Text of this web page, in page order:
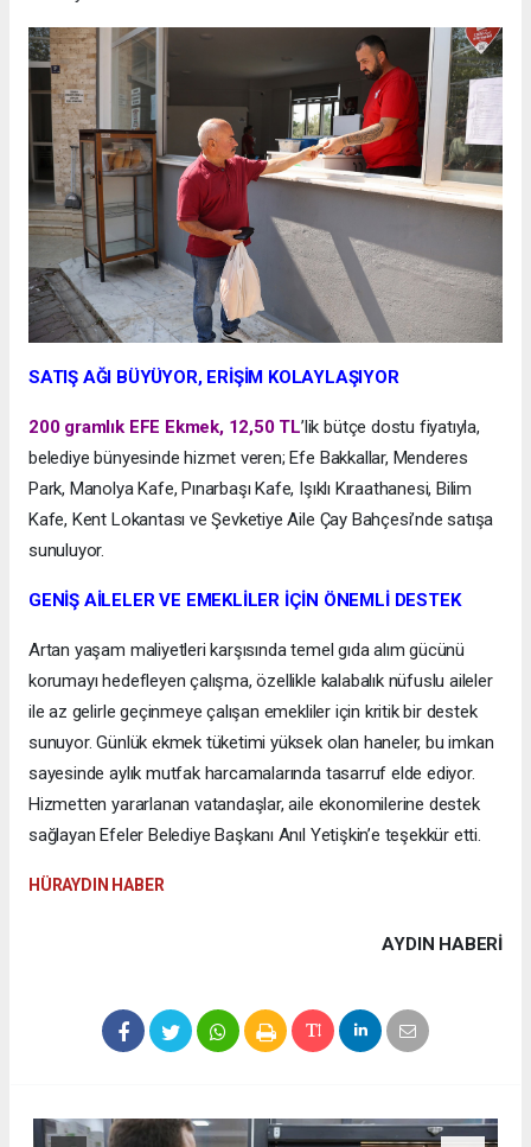
SATIŞ AĞI BÜYÜYOR, ERİŞİM KOLAYLAŞIYOR
200 gramlık EFE Ekmek, 12,50 TL’lik bütçe dostu fiyatıyla,
belediye bünyesinde hizmet veren; Efe Bakkallar, Menderes
Park, Manolya Kafe, Pınarbaşı Kafe, Işıklı Kıraathanesi, Bilim
Kafe, Kent Lokantası ve Şevketiye Aile Çay Bahçesi’nde satışa
sunuluyor.
GENİŞ AİLELER VE EMEKLİLER İÇİN ÖNEMLİ DESTEK
Artan yaşam maliyetleri karşısında temel gıda alım gücünü
korumayı hedefleyen çalışma, özellikle kalabalık nüfuslu aileler
ile az gelirle geçinmeye çalışan emekliler için kritik bir destek
sunuyor. Günlük ekmek tüketimi yüksek olan haneler, bu imkan
sayesinde aylık mutfak harcamalarında tasarruf elde ediyor.
Hizmetten yararlanan vatandaşlar, aile ekonomilerine destek
sağlayan Efeler Belediye Başkanı Anıl Yetişkin’e teşekkür etti.
HÜRAYDIN HABER
AYDIN HABERİ